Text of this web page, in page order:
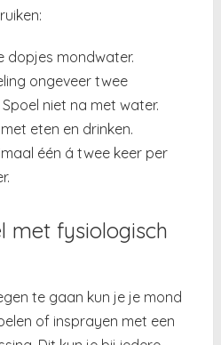
dopjes mondwater.
ongeveer twee
niet na met water.
eten en drinken.
één á twee keer per
met fysiologisch
te gaan kun je je mond
of insprayen met een